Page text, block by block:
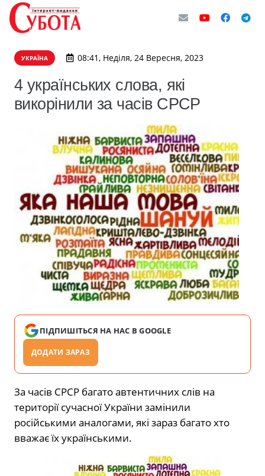
УКРАЇНА 08:41, Неділя, 24 Вересня, 2023
4 українських слова, які
викорінили за часів СРСР
ПІДПИШІТЬСЯ НА НАС В GOOGLE
ДОДАТИ ЗАРАЗ
За часів СРСР багато автентичних слів на
території сучасної України замінили
російськими аналогами, які зараз багато хто
вважає їх українськими.